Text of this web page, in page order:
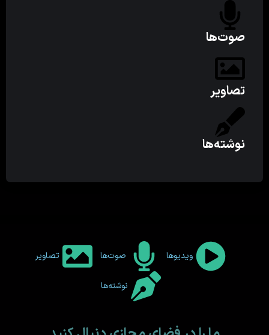
صوت‌ها
تصاویر
نوشته‌ها
ویدیوها صوت‌ها تصاویر
نوشته‌ها